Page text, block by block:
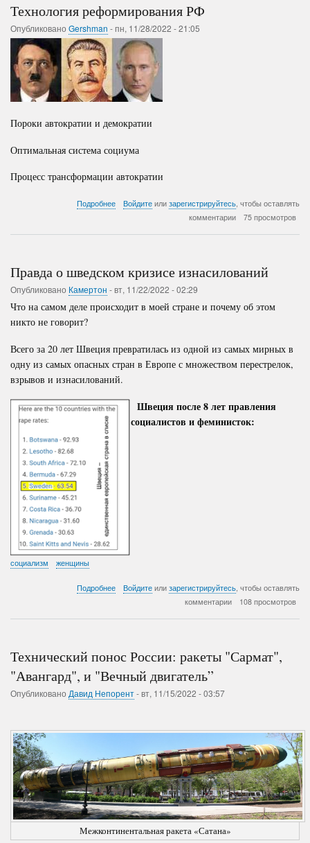
Технология реформирования РФ
Опубликовано Gershman -пн, 11/28/2022 - 21:05
Пороки автократии и демократии
Оптимальная система социума
Процесс трансформации автократии
Подробнее
РФ
Войдите или зарегистрируйтесь, чтобы оставлять
комментарии
75 просмотров
Правда о шведском кризисе изнасилований
Опубликовано Камертон -вт, 11/22/2022 - 02:29
Что на самом деле происходит в моей стране и почему об этом
никто не говорит?
Всего за 20 лет Швеция превратилась из одной из самых мирных в
одну из самых опасных стран в Европе с множеством перестрелок,
взрывов и изнасилований.
Швеция после 8 лет правления
социалистов и феминисток:
социализм женщины
Подробнее
шведском
Войдите или зарегистрируйтесь , чтобы оставлять
комментарии
108 просмотров
Технический понос России: ракеты "Сармат",
"Авангард", и "Вечный двигатель”
Опубликовано Давид Непорент-вт, 11/15/2022 - 03:57
Межконтинентальная ракета «Сатана»